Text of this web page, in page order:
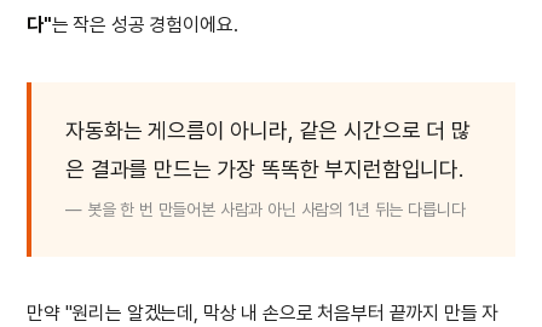
다"는 작은 성공 경험이에요.
자동화는 게으름이 아니라, 같은 시간으로 더 많
은 결과를 만드는 가장 똑똑한 부지런함입니다.
— 봇을 한 번 만들어본 사람과 아닌 사람의 1년 뒤는 다릅니다
만약 "원리는 알겠는데, 막상 내 손으로 처음부터 끝까지 만들 자